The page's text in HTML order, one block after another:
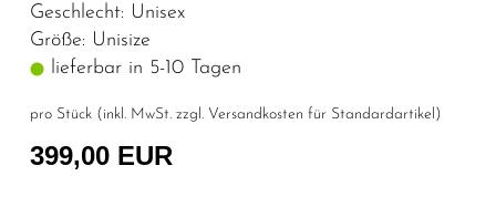
Geschlecht: Unisex
Größe: Unisize
lieferbar in 5-10 Tagen
pro Stück (inkl. MwSt. zzgl. Versandkosten für Standardartikel )
399,00 EUR